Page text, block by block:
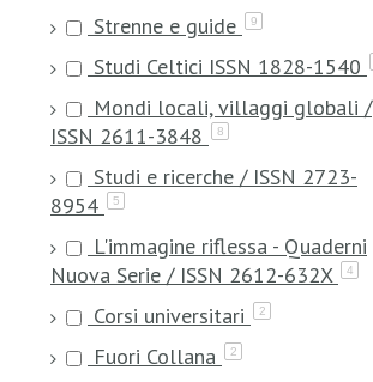
Strenne e guide 9
Studi Celtici ISSN 1828-1540
Mondi locali, villaggi globali /
ISSN 2611-3848
8
Studi e ricerche / ISSN 2723-
8954
5
L'immagine riflessa - Quaderni
Nuova Serie / ISSN 2612-632X
4
Corsi universitari 2
Fuori Collana 2